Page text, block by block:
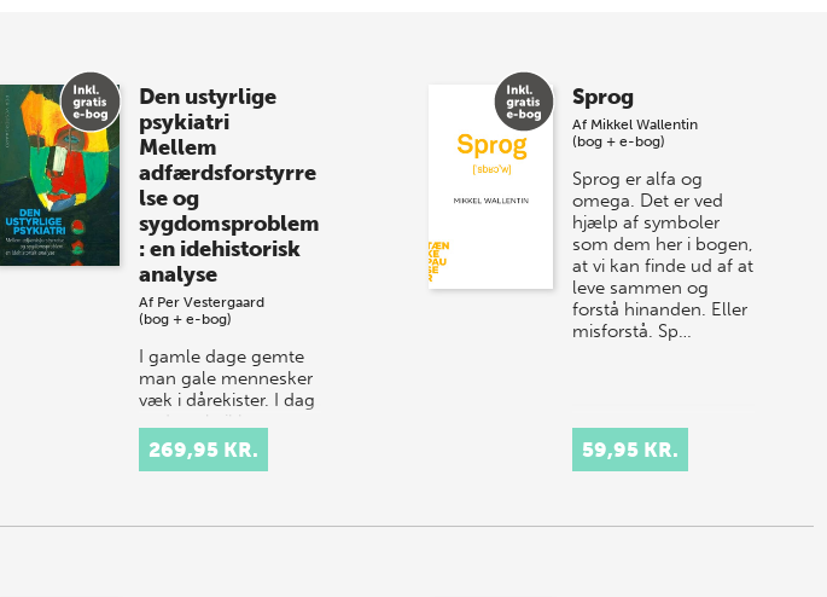
Den ustyrlige
psykiatri
Mellem
adfærdsforstyrre
lse og
sygdomsproblem
: en idehistorisk
analyse
Af Per Vestergaard
(bog + e-bog)
I gamle dage gemte
man gale mennesker
væk i dårekister. I dag
er de gale ikke
længere gale. Nu er
de psykiatriske
Men de…
269,95 KR.
Sprog
Af Mikkel Wallentin
(bog + e-bog)
Sprog er alfa og
omega. Det er ved
hjælp af symboler
som dem her i bogen,
at vi kan finde ud af at
leve sammen og
forstå hinanden. Eller
misforstå. Sp…
59,95 KR.